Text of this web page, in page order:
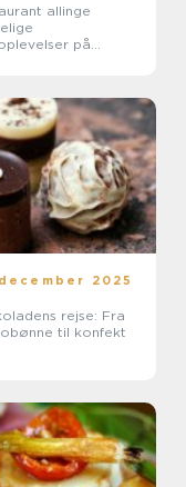
allinge
på
2025
rejse: Fra
til konfekt